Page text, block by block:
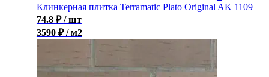
Клинкерная плитка Terramatic Plato Original AK 1109
74.8 ₽ / шт
3590 ₽ / м2